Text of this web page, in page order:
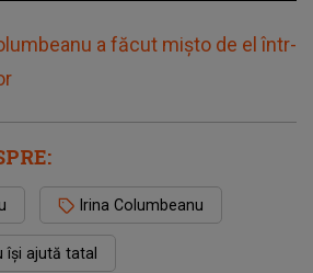
a făcut mișto de el într-
Irina Columbeanu
își ajută tatal